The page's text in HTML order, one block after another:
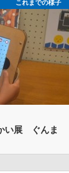
これまでの様子
い展 ぐんま